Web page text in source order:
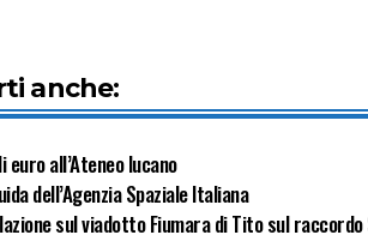
anche:
all’Ateneo lucano
dell’Agenzia Spaziale Italiana
sul viadotto Fiumara di Tito sul